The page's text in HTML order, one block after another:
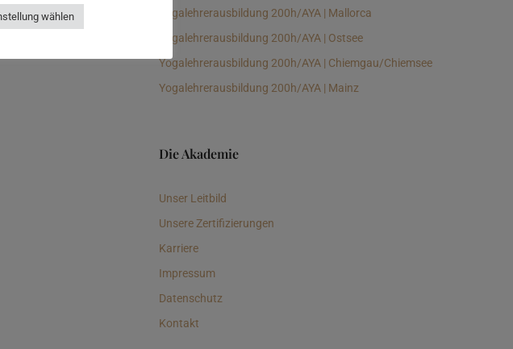
Yogalehrerausbildung 200h/AYA | Mallorca
Yogalehrerausbildung 200h/AYA | Ostsee
Yogalehrerausbildung 200h/AYA | Chiemgau/Chiemsee
Yogalehrerausbildung 200h/AYA | Mainz
Die Akademie
Unser Leitbild
Unsere Zertifizierungen
Karriere
Impressum
Datenschutz
Kontakt
wählen